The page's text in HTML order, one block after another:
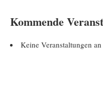
Kommende
Keine Veranstaltungen